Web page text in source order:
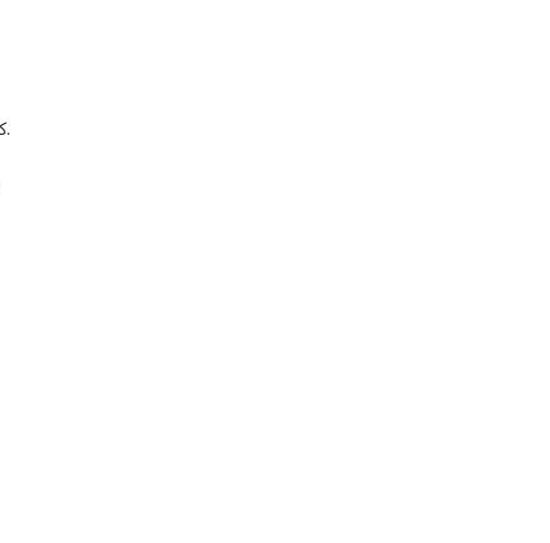
لاختيار Atlas Close-ups. كما سيتم عرض فيلم مغربي يسعى للعرض الأول في المهرجان في قسم عرض أفلام أطلس.